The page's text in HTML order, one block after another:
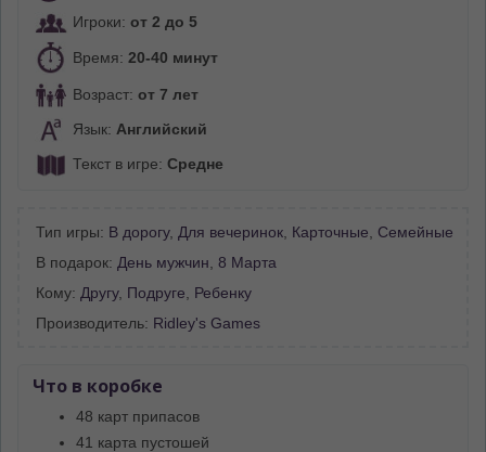
Игроки: от 2 до 5
Время: 20-40 минут
Возраст: от 7 лет
Язык: Английский
Текст в игре: Средне
Тип игры: В дорогу, Для вечеринок Карточные
Семейные
В подарок: День мужчин 8 Марта
Кому: Другу, Подруге
Ребенку
Производитель: Ridley's Games
Что в коробке
48 карт припасов
41 карта пустошей